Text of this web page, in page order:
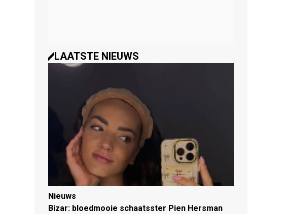
LAATSTE NIEUWS
Nieuws
Bizar: bloedmooie schaatsster Pien Hersman